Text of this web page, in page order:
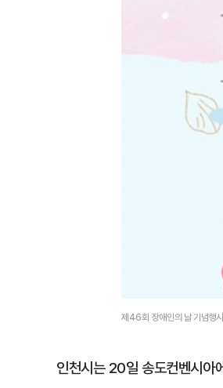
제46회 장애인의 날 기념행
인천시는 20일 송도컨벤시아